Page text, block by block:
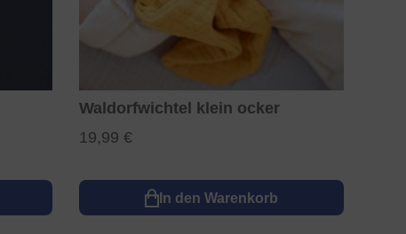
Waldorfwichtel klein ocker
19,99 €
In den Warenkorb